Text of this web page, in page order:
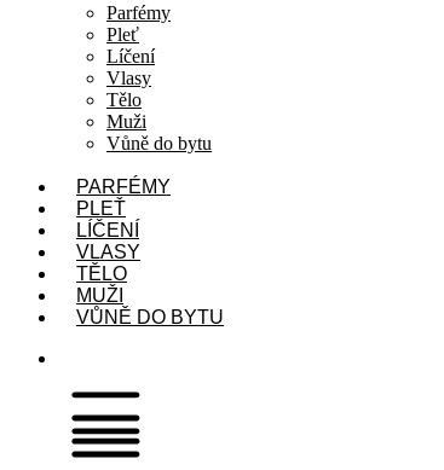
Parfémy
Pleť
Líčení
Vlasy
Tělo
Muži
Vůně do bytu
PARFÉMY
PLEŤ
LÍČENÍ
VLASY
TĚLO
MUŽI
VŮNĚ DO BYTU